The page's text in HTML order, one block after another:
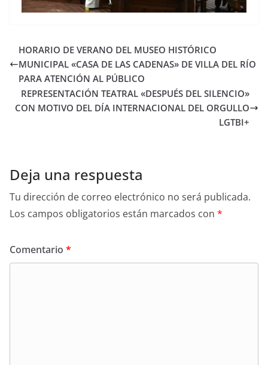
HORARIO DE VERANO DEL MUSEO HISTÓRICO
MUNICIPAL «CASA DE LAS CADENAS» DE VILLA DEL RÍO
PARA ATENCIÓN AL PÚBLICO
REPRESENTACIÓN TEATRAL «DESPUÉS DEL SILENCIO»
CON MOTIVO DEL DÍA INTERNACIONAL DEL ORGULLO
LGTBI+
Deja una respuesta
Tu dirección de correo electrónico no será publicada.
Los campos obligatorios están marcados con *
Comentario *